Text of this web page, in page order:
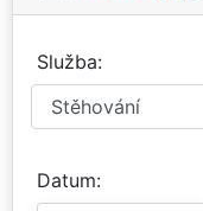
Služba
Datum